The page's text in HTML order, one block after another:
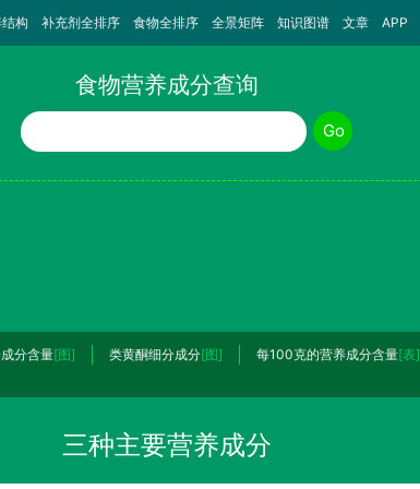
构 补充剂全排序 食物全排序 全景矩阵 知识图谱 文章 APP
食物营养成分查询
食物名称
Go
分含量[图] 类黄酮细分成分[图] 每100克的营养成分含量[表]
三种主要营养成分